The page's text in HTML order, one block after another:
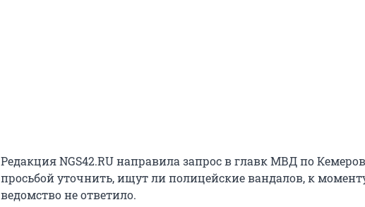
Редакция NGS42.RU направила запрос в главк МВД по
просьбой уточнить, ищут ли полицейские вандалов, к
ведомство не ответило.